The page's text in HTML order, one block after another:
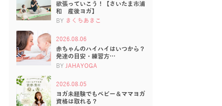
欲張っていこう！【さいたま市浦
和 産後ヨガ】
BY きくちあきこ
2026.08.06
赤ちゃんのハイハイはいつから？
発達の目安・練習方…
BY JAHAYOGA
2026.08.05
ヨガ未経験でもベビー＆ママヨガ
資格は取れる？